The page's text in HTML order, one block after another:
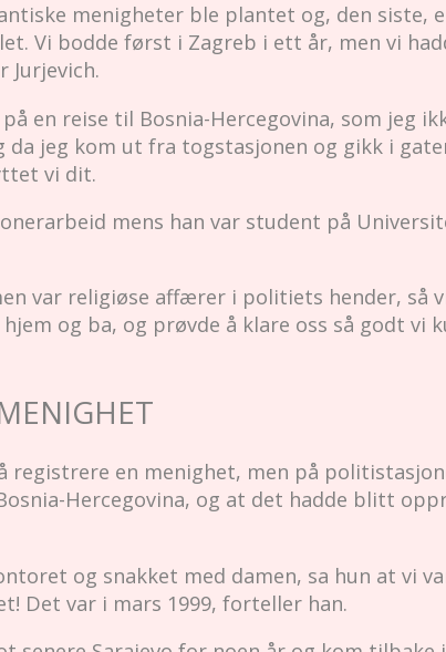
menigheter ble plantet og, den siste,
Vi bodde først i Zagreb i ett år, men vi
Jurjevich.
en reise til Bosnia-Hercegovina, som jeg
da jeg kom ut fra togstasjonen og gikk i
vi dit.
mens han var student på
var religiøse affærer i politiets hender, så
og ba, og prøvde å klare oss så godt vi
registrere en menighet, men på
Hercegovina, og at det hadde blitt
og snakket med damen, sa hun at vi
Det var i mars 1999, forteller han.